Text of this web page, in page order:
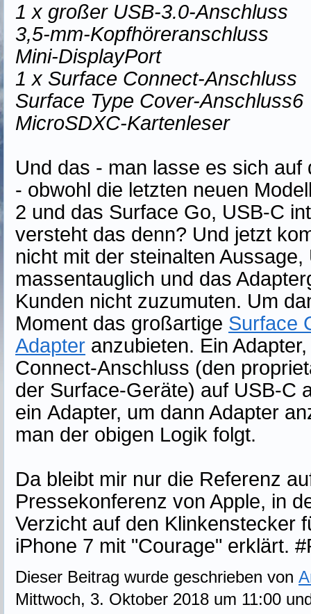
1 x großer USB-3.0-Anschluss
3,5-mm-Kopfhöreranschluss
Mini-DisplayPort
1 x Surface Connect-Anschluss
Surface Type Cover-Anschluss6
MicroSDXC-Kartenleser
Und das - man lasse es sich auf
- obwohl die letzten neuen
2 und das Surface Go, USB-C
versteht das denn? Und jetzt
nicht mit der steinalten
massentauglich und das
Kunden nicht zuzumuten. Um
Moment das großartige Surface
Adapter anzubieten. Ein
Connect-Anschluss (den
der Surface-Geräte) auf USB-C
ein Adapter, um dann Adapter
man der obigen Logik folgt.
Da bleibt mir nur die Referenz
Pressekonferenz von Apple, in
Verzicht auf den Klinkenstecker
iPhone 7 mit "Courage" erklärt.
Dieser Beitrag wurde geschrieben von
Mittwoch, 3. Oktober 2018 um 11:00